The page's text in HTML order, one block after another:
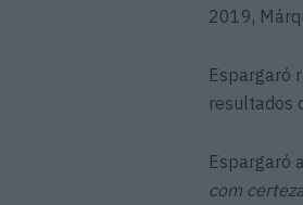
2019,
Espargaró
resultados
Espargaró
com